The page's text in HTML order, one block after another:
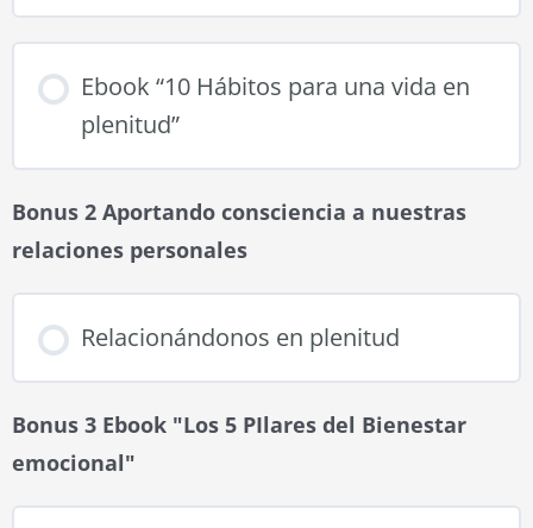
Ebook “10 Hábitos para una vida en
plenitud”
Bonus 2 Aportando consciencia a nuestras
relaciones personales
Relacionándonos en plenitud
Bonus 3 Ebook "Los 5 PIlares del Bienestar
emocional"